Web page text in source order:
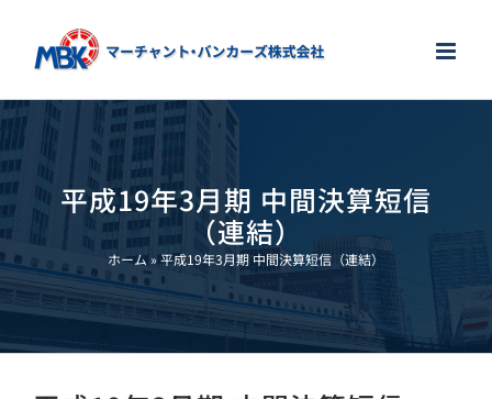
content
平成19年3月期 中間決算短信
（連結）
ホーム »平成19年3月期 中間決算短信（連結）